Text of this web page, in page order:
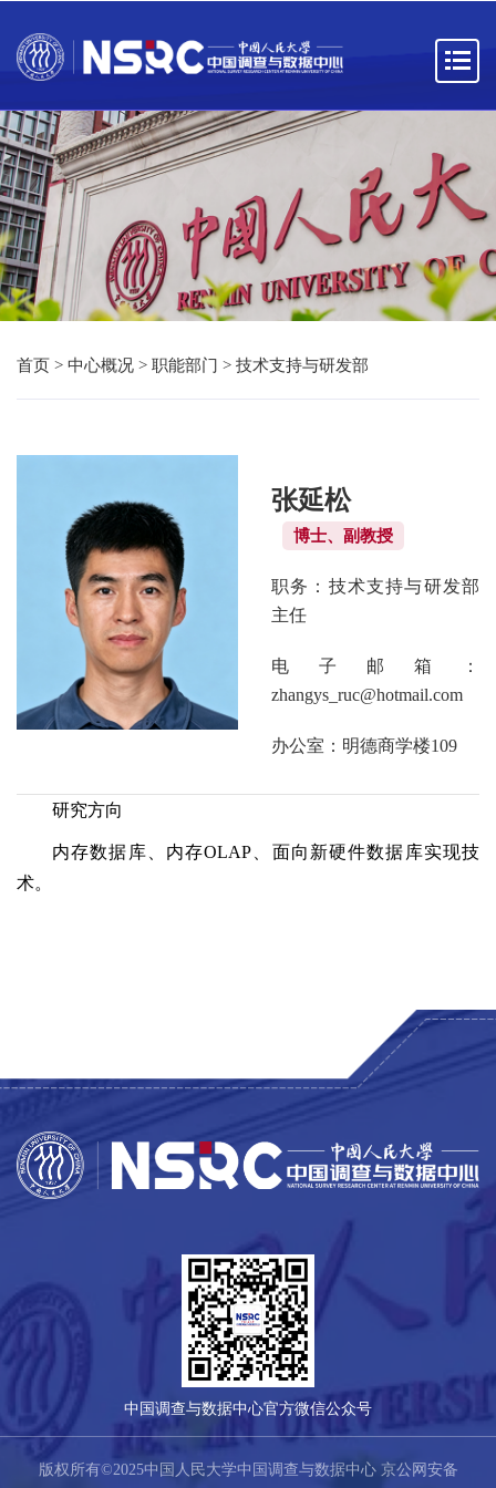
首页 > 中心概况 > 职能部门 > 技术支持与研发部
张延松
博士、副教授
职务：技术支持与研发部
主任
电子邮箱：
zhangys_ruc@hotmail.com
办公室：明德商学楼109
研究方向
内存数据库、内存OLAP、面向新硬件数据库实现技
术。
中国调查与数据中心官方微信公众号
版权所有©2025中国人民大学中国调查与数据中心 京公网安备